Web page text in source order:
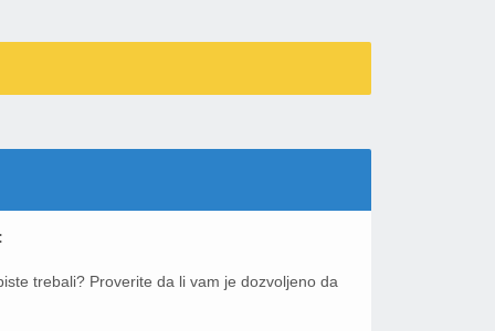
trebali? Proverite da li vam je dozvoljeno da